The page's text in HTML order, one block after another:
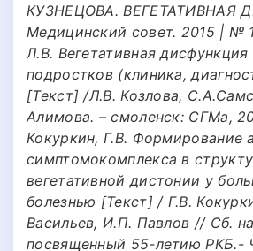
КУЗНЕЦОВА. ВЕГЕТАТИВНАЯ
Медицинский совет. 2015 | №
Л.В. Вегетативная
подростков (клиника,
[Текст] /Л.В. Козлова,
Алимова. – смоленск: СГМа,
Кокуркин, Г.В. Формирование
симптомокомплекса в
вегетативной дистонии у
болезнью [Текст] / Г.В.
Васильев, И.П. Павлов // Сб.
посвященный 55-летию РКБ.-